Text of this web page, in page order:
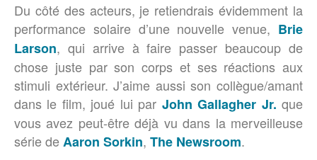
Du côté des acteurs, je retiendrais évidemment la
performance solaire d’une nouvelle venue, Brie
Larson, qui arrive à faire passer beaucoup de
chose juste par son corps et ses réactions aux
stimuli extérieur. J’aime aussi son collègue/amant
dans le film, joué lui par John Gallagher Jr. que
vous avez peut-être déjà vu dans la merveilleuse
série deAaron Sorkin, The Newsroom.